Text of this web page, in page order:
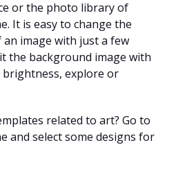
or the photo library of
It is easy to change the
image with just a few
the background image with
explore or
related to art? Go to
and select some designs for